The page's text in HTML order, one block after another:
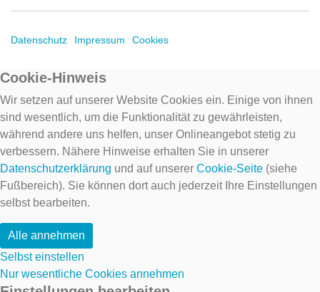
Datenschutz Impressum Cookies
Cookie-Hinweis
Wir setzen auf unserer Website Cookies ein. Einige von ihnen
sind wesentlich, um die Funktionalität zu gewährleisten,
während andere uns helfen, unser Onlineangebot stetig zu
verbessern. Nähere Hinweise erhalten Sie in unserer
Datenschutzerklärung und auf unserer Cookie-Seite (siehe
Fußbereich). Sie können dort auch jederzeit Ihre Einstellungen
selbst bearbeiten.
Alle annehmen
Selbst einstellen
Nur wesentliche Cookies annehmen